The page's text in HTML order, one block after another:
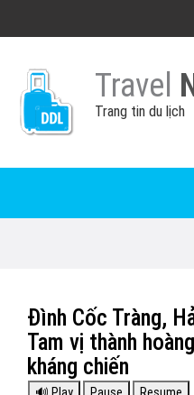
Travel
Trang tin du lịch
Đình Cốc Tràng,
Tam vị thành
kháng chiến